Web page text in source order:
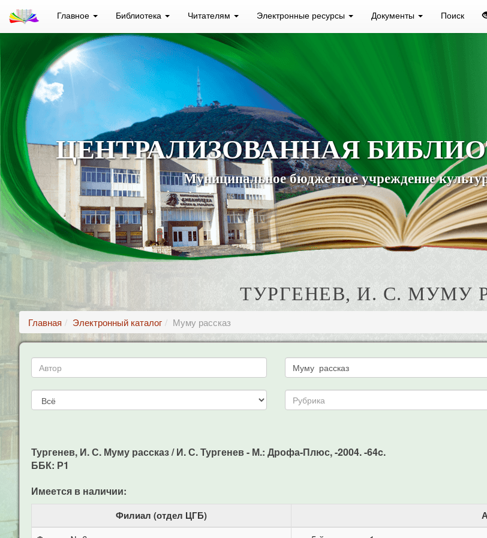
Главное Библиотека Читателям Электронные ресурсы Документы Поиск
ЦЕНТРАЛИЗОВАННАЯ
Муниципальное бюджетное учреждение
ТУРГЕНЕВ, И. С. МУМУ
Главная Электронный каталог Муму рассказ
Тургенев, И. С. Муму рассказ / И. С. Тургенев - М.: Дрофа-Плюс, -2004. -64c.
ББК: Р1
Имеется в наличии:
Филиал (отдел ЦГБ)